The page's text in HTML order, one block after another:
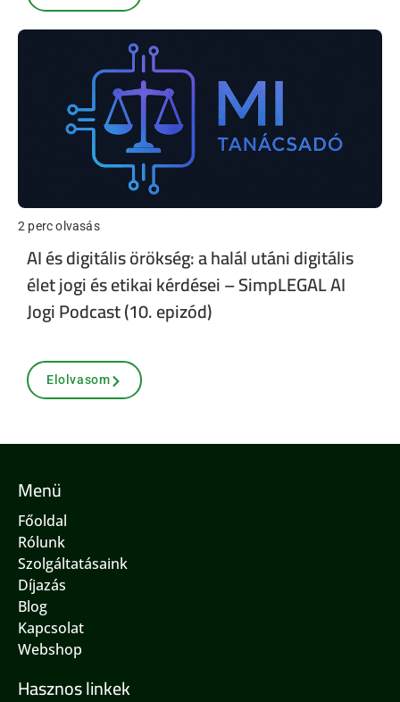
2 perc olvasás
AI és digitális örökség: a halál utáni digitális
élet jogi és etikai kérdései – SimpLEGAL AI
Jogi Podcast (10. epizód)
Elolvasom
Menü
Főoldal
Rólunk
Szolgáltatásaink
Díjazás
Blog
Kapcsolat
Webshop
Hasznos linkek